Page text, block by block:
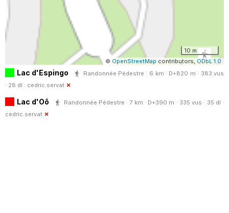
10 m
© OpenStreetMap contributors, ODbL 1.0
Lac d'Espingo
Randonnée Pédestre · 6 km · D+820 m · 383 vus
· 28 dl · cedric.servat
Lac d'Oô
Randonnée Pédestre · 7 km · D+390 m · 335 vus · 35 dl ·
cedric.servat